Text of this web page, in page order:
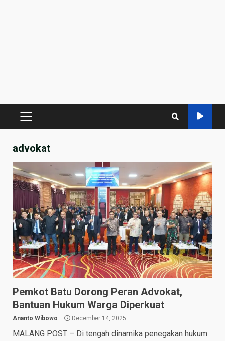
PRIMARY
advokat
Pemkot Batu Dorong Peran Advokat,
Bantuan Hukum Warga Diperkuat
Ananto Wibowo December 14, 2025
MALANG POST – Di tengah dinamika penegakan hukum